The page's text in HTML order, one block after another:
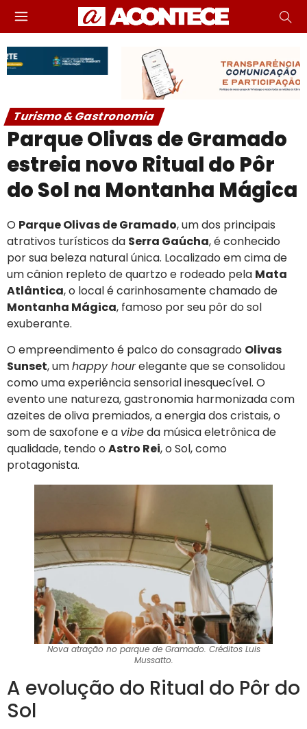
Turismo & Gastronomia
Parque Olivas de Gramado
estreia novo Ritual do Pôr
do Sol na Montanha Mágica
O Parque Olivas de Gramado, um dos principais
atrativos turísticos da Serra Gaúcha, é conhecido
por sua beleza natural única. Localizado em cima de
um cânion repleto de quartzo e rodeado pela Mata
Atlântica, o local é carinhosamente chamado de
Montanha Mágica, famoso por seu pôr do sol
exuberante.
O empreendimento é palco do consagrado Olivas
Sunset, umhappy hourelegante que se consolidou
como uma experiência sensorial inesquecível. O
evento une natureza, gastronomia harmonizada com
azeites de oliva premiados, a energia dos cristais, o
som de saxofone e a vibeda música eletrônica de
qualidade, tendo oAstro Rei, o Sol, como
protagonista.
Nova atração no parque de Gramado. Créditos Luis
Mussatto.
A evolução do Ritual do Pôr do
Sol